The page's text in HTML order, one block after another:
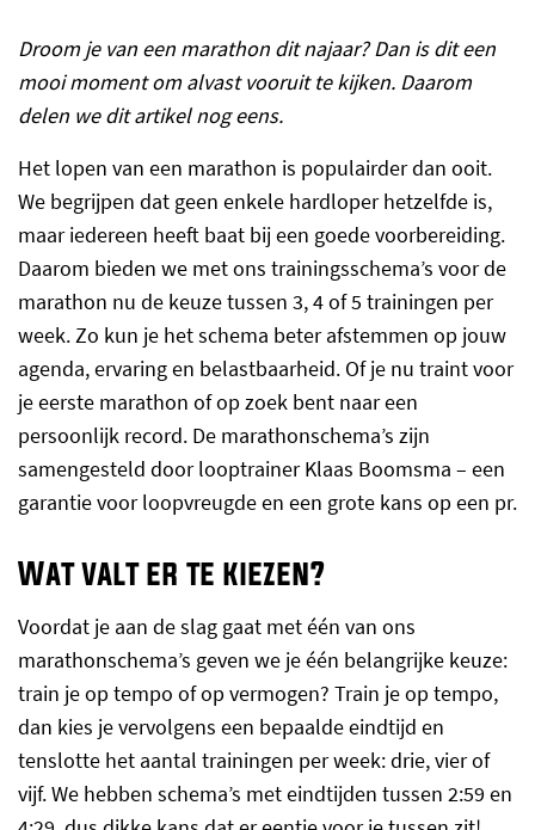
Droom je van een marathon dit najaar? Dan is dit een
mooi moment om alvast vooruit te kijken. Daarom
delen we dit artikel nog eens.
Het lopen van een marathon is populairder dan ooit.
We begrijpen dat geen enkele hardloper hetzelfde is,
maar iedereen heeft baat bij een goede voorbereiding.
Daarom bieden we met ons trainingsschema’s voor de
marathon nu de keuze tussen 3, 4 of 5 trainingen per
week. Zo kun je het schema beter afstemmen op jouw
agenda, ervaring en belastbaarheid. Of je nu traint voor
je eerste marathon of op zoek bent naar een
persoonlijk record. De marathonschema’s zijn
samengesteld door looptrainer Klaas Boomsma – een
garantie voor loopvreugde en een grote kans op een pr.
Wat valt er te kiezen?
Voordat je aan de slag gaat met één van ons
marathonschema’s geven we je één belangrijke keuze:
train je op tempo of op vermogen? Train je op tempo,
dan kies je vervolgens een bepaalde eindtijd en
tenslotte het aantal trainingen per week: drie, vier of
vijf. We hebben schema’s met eindtijden tussen 2:59 en